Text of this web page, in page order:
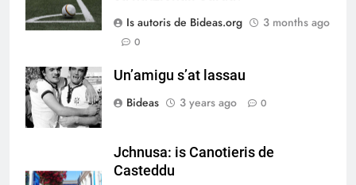
Is autoris de Bideas.org
3 months ago
0
Un’amigu s’at lassau
Bideas
3 years ago 0
Jchnusa: is Canotieris de
Casteddu